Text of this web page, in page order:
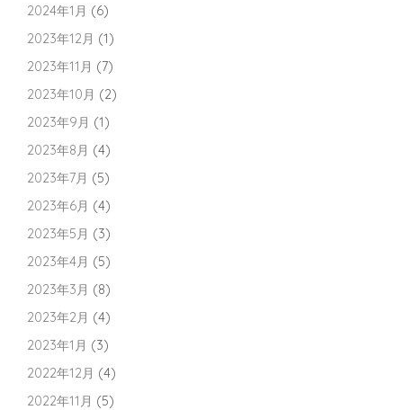
2024年1月 (6)
2023年12月 (1)
2023年11月 (7)
2023年10月 (2)
2023年9月 (1)
2023年8月 (4)
2023年7月 (5)
2023年6月 (4)
2023年5月 (3)
2023年4月 (5)
2023年3月 (8)
2023年2月 (4)
2023年1月 (3)
2022年12月 (4)
2022年11月 (5)